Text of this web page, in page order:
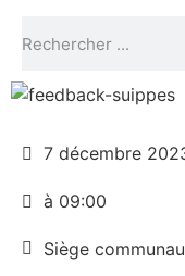
7 décembre
à 09:00
Siège